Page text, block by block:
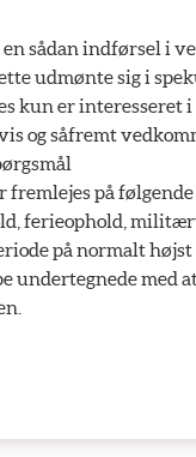
en sådan indførsel i
udmønte sig i
kun er interesseret
og såfremt
fremlejes på
ferieophold,
på normalt
undertegnede med